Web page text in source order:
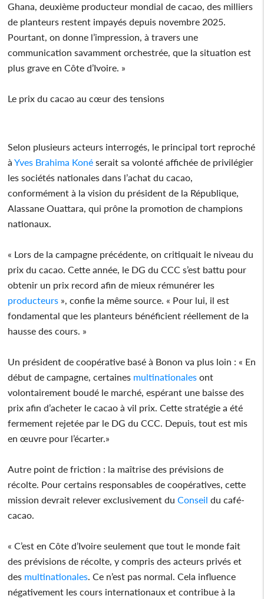
Ghana, deuxième producteur mondial de cacao, des milliers
de planteurs restent impayés depuis novembre 2025.
Pourtant, on donne l’impression, à travers une
communication savamment orchestrée, que la situation est
plus grave en Côte d’Ivoire. »
Le prix du cacao au cœur des tensions
Selon plusieurs acteurs interrogés, le principal tort reproché
à Yves Brahima Koné serait sa volonté affichée de privilégier
les sociétés nationales dans l’achat du cacao,
conformément à la vision du président de la République,
Alassane Ouattara, qui prône la promotion de champions
nationaux.
« Lors de la campagne précédente, on critiquait le niveau du
prix du cacao. Cette année, le DG du CCC s’est battu pour
obtenir un prix record afin de mieux rémunérer les
producteurs », confie la même source. « Pour lui, il est
fondamental que les planteurs bénéficient réellement de la
hausse des cours. »
Un président de coopérative basé à Bonon va plus loin : « En
début de campagne, certaines multinationales ont
volontairement boudé le marché, espérant une baisse des
prix afin d’acheter le cacao à vil prix. Cette stratégie a été
fermement rejetée par le DG du CCC. Depuis, tout est mis
en œuvre pour l’écarter.»
Autre point de friction : la maîtrise des prévisions de
récolte. Pour certains responsables de coopératives, cette
mission devrait relever exclusivement du Conseil du café-
cacao.
« C’est en Côte d’Ivoire seulement que tout le monde fait
des prévisions de récolte, y compris des acteurs privés et
des multinationales . Ce n’est pas normal. Cela influence
négativement les cours internationaux et contribue à la